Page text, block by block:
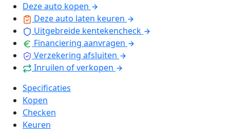
Deze auto kopen
Deze auto laten keuren
Uitgebreide kentekencheck
Financiering aanvragen
Verzekering afsluiten
Inruilen of verkopen
Specificaties
Kopen
Checken
Keuren